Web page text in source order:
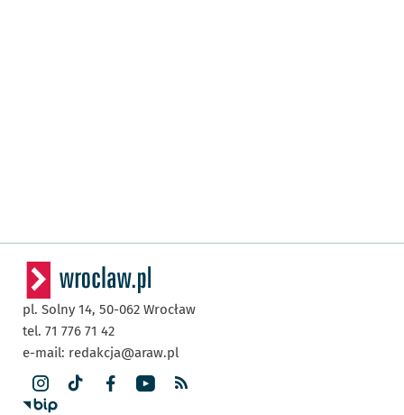
pl. Solny 14, 50-062 Wrocław
tel. 71 776 71 42
e-mail: redakcja@araw.pl